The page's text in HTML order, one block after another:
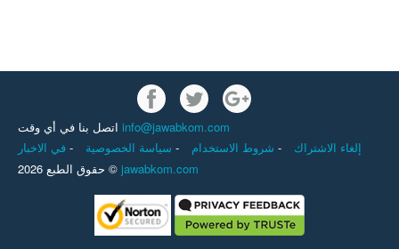
info@jawabkom.com
- - -
إلغاء الاشتراك
حقوق الطبع 2026 © jawabkom.com